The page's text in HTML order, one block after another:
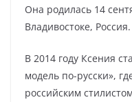
Она родилась 14
Владивостоке, Россия.
В 2014 году Ксения
модель по-русски»,
российским